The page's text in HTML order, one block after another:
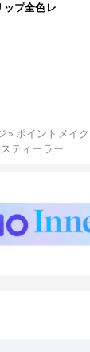
プ全色レ
» ポイントメイク
ティーラー